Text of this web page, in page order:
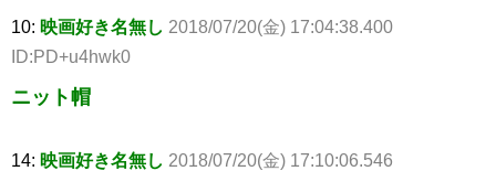
10: 映画好き名無し 2018/07/20(金) 17:04:38.400
ID:PD+u4hwk0
ニット帽
14: 映画好き名無し 2018/07/20(金) 17:10:06.546